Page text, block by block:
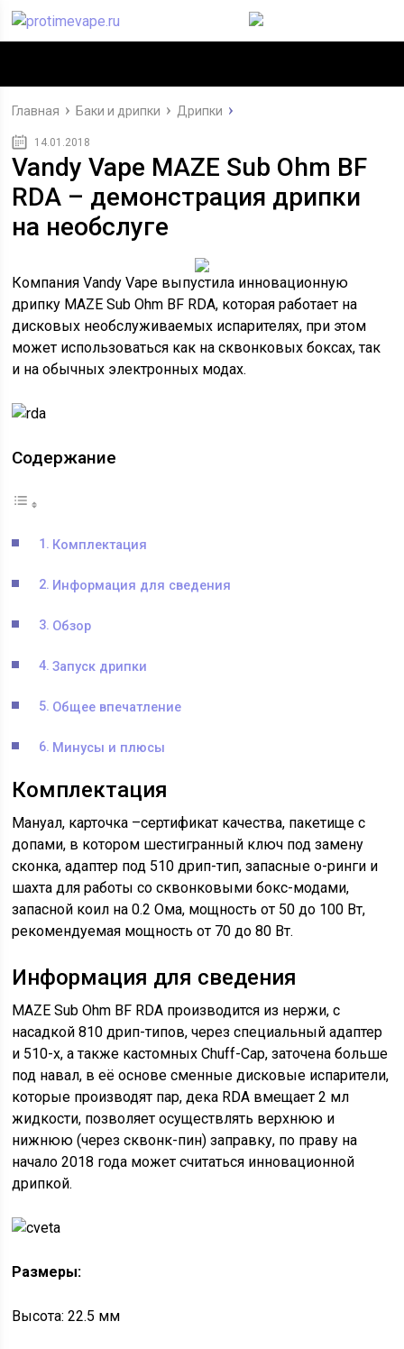
Главная Баки и дрипки Дрипки
14.01.2018
Vandy Vape MAZE Sub Ohm BF
RDA – демонстрация дрипки
на необслуге
Компания Vandy Vape выпустила инновационную
дрипку MAZE Sub Ohm BF RDA, которая работает на
дисковых необслуживаемых испарителях, при этом
может использоваться как на сквонковых боксах, так
и на обычных электронных модах.
Содержание
Комплектация
Информация для сведения
Обзор
Запуск дрипки
Общее впечатление
Минусы и плюсы
Комплектация
Мануал, карточка –сертификат качества, пакетище с
допами, в котором шестигранный ключ под замену
сконка, адаптер под 510 дрип-тип, запасные о-ринги и
шахта для работы со сквонковыми бокс-модами,
запасной коил на 0.2 Ома, мощность от 50 до 100 Вт,
рекомендуемая мощность от 70 до 80 Вт.
Информация для сведения
MAZE Sub Ohm BF RDA производится из нержи, с
насадкой 810 дрип-типов, через специальный адаптер
и 510-х, а также кастомных Chuff-Cap, заточена больше
под навал, в её основе сменные дисковые испарители,
которые производят пар, дека RDA вмещает 2 мл
жидкости, позволяет осуществлять верхнюю и
нижнюю (через сквонк-пин) заправку, по праву на
начало 2018 года может считаться инновационной
дрипкой.
Размеры:
Высота: 22.5 мм